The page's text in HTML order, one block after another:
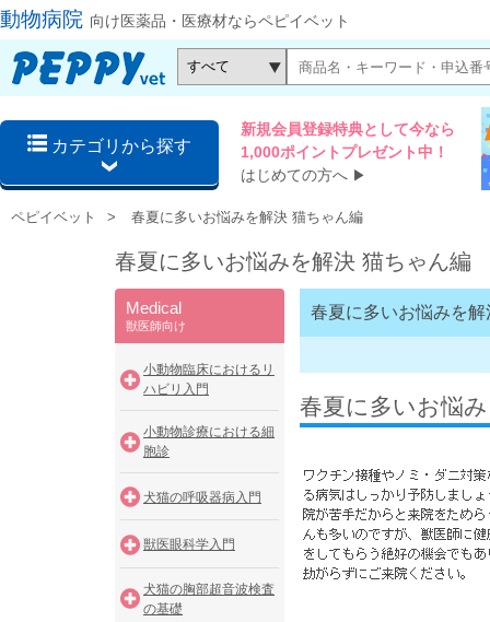
動物病院 向け医薬品・医療材ならペピイベット
カテゴリから探す
新規会員登録特典として今なら
1,000ポイントプレゼント中！
はじめての方へ ▶
ペピイベット 春夏に多いお悩みを解決 猫ちゃん編
春夏に多いお悩みを解決 猫ちゃん編
Medical
獣医師向け
小動物臨床におけるリ
ハビリ入門
小動物診療における細
胞診
犬猫の呼吸器病入門
獣医眼科学入門
犬猫の胸部超音波検査
の基礎
春夏に多いお悩みを
春夏に多いお悩